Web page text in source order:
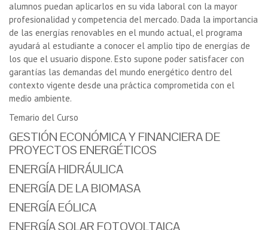
alumnos puedan aplicarlos en su vida laboral con la mayor
profesionalidad y competencia del mercado. Dada la importancia
de las energías renovables en el mundo actual, el programa
ayudará al estudiante a conocer el amplio tipo de energías de
los que el usuario dispone. Esto supone poder satisfacer con
garantías las demandas del mundo energético dentro del
contexto vigente desde una práctica comprometida con el
medio ambiente.
Temario del Curso
GESTIÓN ECONÓMICA Y FINANCIERA DE
PROYECTOS ENERGÉTICOS
ENERGÍA HIDRÁULICA
ENERGÍA DE LA BIOMASA
ENERGÍA EÓLICA
ENERGÍA SOLAR FOTOVOLTAICA